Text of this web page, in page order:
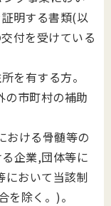
明する書類(以
付を受けている
を有する方。
市町村の補助
おける骨髄等の
企業,団体等に
において当該制
を除く。)。